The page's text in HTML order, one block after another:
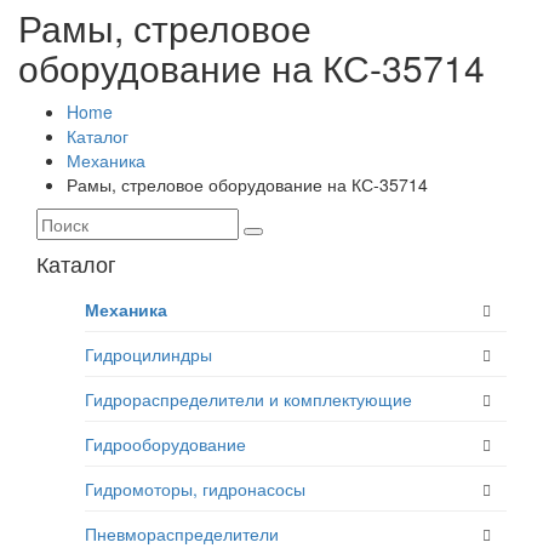
Рамы, стреловое
оборудование на КС-35714
Home
Каталог
Механика
Рамы, стреловое оборудование на КС-35714
Каталог
Механика
Гидроцилиндры
Гидрораспределители и комплектующие
Гидрооборудование
Гидромоторы, гидронасосы
Пневмораспределители